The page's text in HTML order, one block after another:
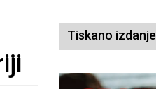
Tiskano izdanje